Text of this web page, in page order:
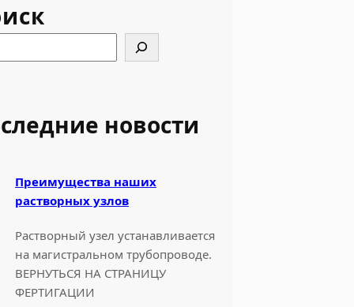
новости
Преимущества наших
растворных узлов
Растворный узел устанавливается
на магистральном трубопроводе.
ВЕРНУТЬСЯ НА СТРАНИЦУ
ФЕРТИГАЦИИ